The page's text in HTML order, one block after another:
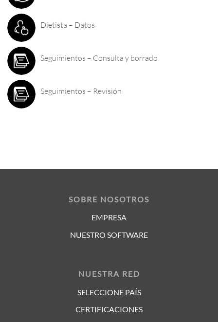
Dietista – Datos
Seguimientos – Consulta y borrado
Seguimientos – Revisión
SOBRE NOSOTROS
EMPRESA
NUESTRO SOFTWARE
NUESTRA RED
SELECCIONE PAÍS
CERTIFICACIONES